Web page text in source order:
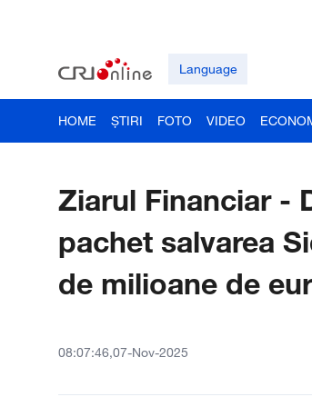
Language
HOME ȘTIRI FOTO VIDEO
Ziarul Financiar -
pachet salvarea
de milioane de
08:07:46,07-Nov-2025